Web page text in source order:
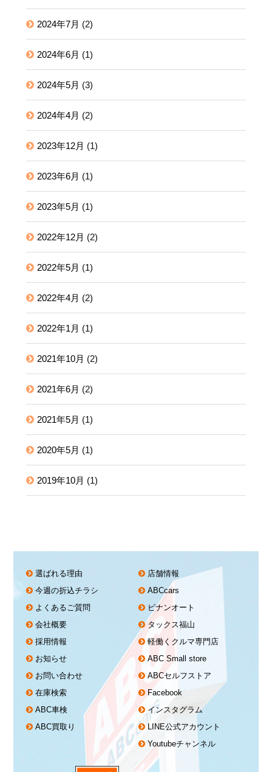
2024年7月 (2)
2024年6月 (1)
2024年5月 (3)
2024年4月 (2)
2023年12月 (1)
2023年6月 (1)
2023年5月 (1)
2022年12月 (2)
2022年5月 (1)
2022年4月 (2)
2022年1月 (1)
2021年10月 (2)
2021年6月 (2)
2021年5月 (1)
2020年5月 (1)
2019年10月 (1)
選ばれる理由
今週の折込チラシ
よくあるご質問
会社概要
採用情報
お知らせ
お問い合わせ
店舗情報
ABCcars
ビナンオート
タックス福山
軽働くクルマ専門店
ABC Small store
ABCセルフストア
在庫検索
ABC車検
ABC買取り
Facebook
インスタグラム
LINE公式アカウント
Youtubeチャンネル